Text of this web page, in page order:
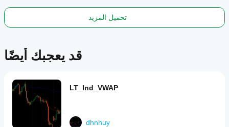
المذبذبات
تصفية السعر-الزمن
انفجار واده عطار
____________________________________________
____________________________________________
ملف تعريف المؤشر
تحميل المزيد
قد يعجبك أيضًا
LT_Ind_VWAP
dhnhuy